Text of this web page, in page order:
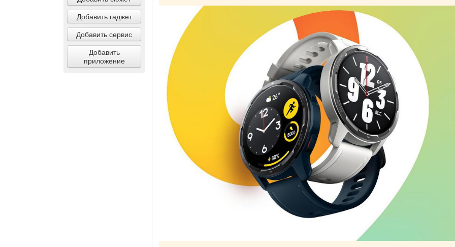
Добавить гаджет
Добавить сервис
Добавить
приложение